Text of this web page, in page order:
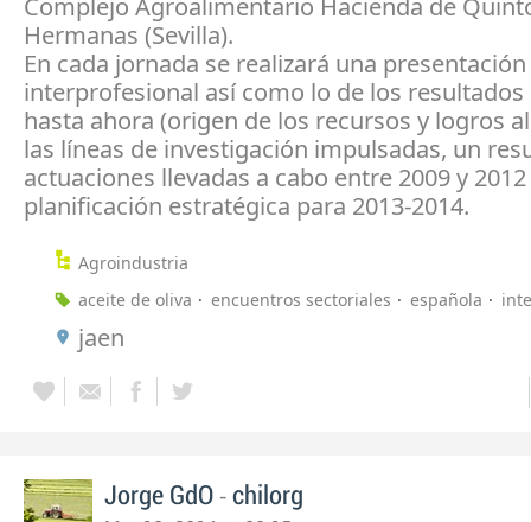
Complejo Agroalimentario Hacienda de
Hermanas (Sevilla).
En cada jornada se realizará una
interprofesional así como lo de los
hasta ahora (origen de los recursos y logros
las líneas de investigación impulsadas, un
actuaciones llevadas a cabo entre 2009 y
planificación estratégica para 2013-2014.
Agroindustria
aceite de oliva
encuentros sectoriales española
jaen
Jorge GdO - chilorg